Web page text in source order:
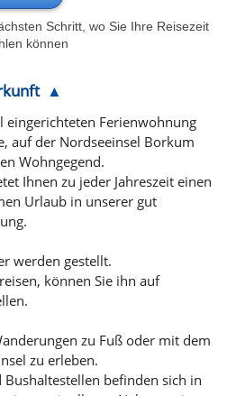
Schritt, wo Sie Ihre Reisezeit
können
Ferienwohnung
auf der Nordseeinsel Borkum
Wohngegend.
Ihnen zu jeder Jahreszeit einen
Urlaub in unserer gut
werden gestellt.
können Sie ihn auf
zu Fuß oder mit dem
zu erleben.
befinden sich in